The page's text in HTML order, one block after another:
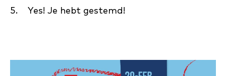
5. Yes! Je hebt gestemd!